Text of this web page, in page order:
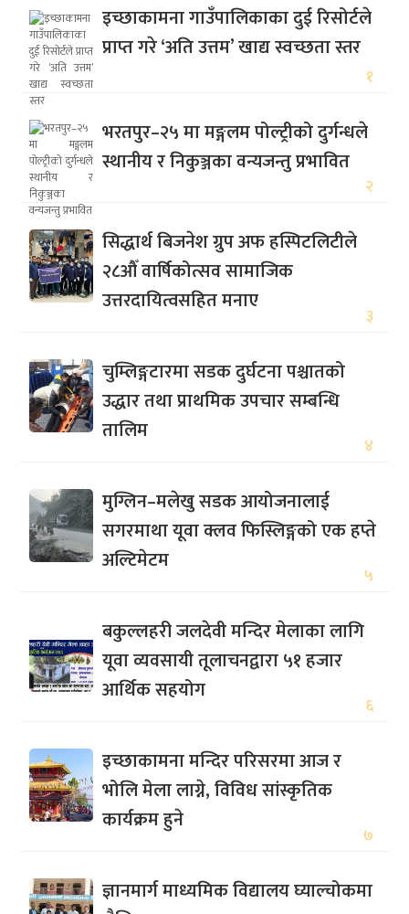
इच्छाकामना गाउँपालिकाका दुई रिसोर्टले
प्राप्त गरे ‘अति उत्तम’ खाद्य स्वच्छता स्तर
१
भरतपुर–२५ मा मङ्गलम पोल्ट्रीको दुर्गन्धले
स्थानीय र निकुञ्जका वन्यजन्तु प्रभावित
२
सिद्धार्थ बिजनेश ग्रुप अफ हस्पिटलिटीले
२८औँ वार्षिकोत्सव सामाजिक
उत्तरदायित्वसहित मनाए
३
चुम्लिङ्गटारमा सडक दुर्घटना पश्चातको
उद्धार तथा प्राथमिक उपचार सम्बन्धि
तालिम
४
मुग्लिन–मलेखु सडक आयोजनालाई
सगरमाथा यूवा क्लव फिस्लिङ्गको एक हप्ते
अल्टिमेटम
५
बकुल्लहरी जलदेवी मन्दिर मेलाका लागि
यूवा व्यवसायी तूलाचनद्वारा ५१ हजार
आर्थिक सहयोग
६
इच्छाकामना मन्दिर परिसरमा आज र
भोलि मेला लाग्ने, विविध सांस्कृतिक
कार्यक्रम हुने
७
ज्ञानमार्ग माध्यमिक विद्यालय घ्याल्चोकमा